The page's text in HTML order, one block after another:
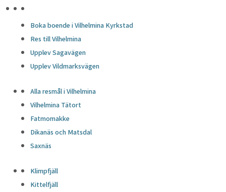
Boka boende i Vilhelmina Kyrkstad
Res till Vilhelmina
Upplev Sagavägen
Upplev Vildmarksvägen
Alla resmål i Vilhelmina
Vilhelmina Tätort
Fatmomakke
Dikanäs och Matsdal
Saxnäs
Klimpfjäll
Kittelfjäll